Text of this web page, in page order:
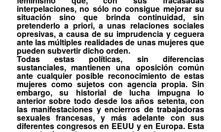
interpelaciones, no sólo no consigue mejorar su
situación sino que brinda continuidad, sin
pretenderloa priori, a unas relaciones sociales
opresivas, a causa de su imprudencia y ceguera
ante las múltiples realidades de unas mujeres que
pueden subvertir dicho orden.
Todas estas políticas, sin diferencias
sustanciales, mantienen una oposición común
ante cualquier posible reconocimiento de estas
mujeres como sujetos con agencia propia. Sin
embargo, su historial de lucha impugna lo
anterior sobre todo desde los años setenta, con
las manifestaciones y encierros de trabajadoras
sexuales francesas, y más adelante con sus
diferentes congresos en EEUU y en Europa. Esta